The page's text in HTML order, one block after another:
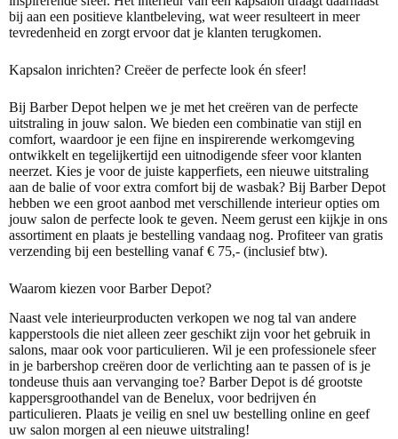
bij aan een positieve klantbeleving, wat weer resulteert in meer
tevredenheid en zorgt ervoor dat je klanten terugkomen.
Kapsalon inrichten? Creëer de perfecte look én sfeer!
Bij Barber Depot helpen we je met het creëren van de perfecte
uitstraling in jouw salon. We bieden een combinatie van stijl en
comfort, waardoor je een fijne en inspirerende werkomgeving
ontwikkelt en tegelijkertijd een uitnodigende sfeer voor klanten
neerzet. Kies je voor de juiste kapperfiets, een nieuwe uitstraling
aan de balie of voor extra comfort bij de wasbak? Bij Barber Depot
hebben we een groot aanbod met verschillende interieur opties om
jouw salon de perfecte look te geven. Neem gerust een kijkje in ons
assortimenten plaats je bestelling vandaag nog. Profiteer van gratis
verzending bij een bestelling vanaf € 75,- (inclusief btw).
Waarom kiezen voor Barber Depot?
Naast vele interieurproducten verkopen we nog tal van andere
kapperstools die niet alleen zeer geschikt zijn voor het gebruik in
salons, maar ook voor particulieren. Wil je een professionele sfeer
in je barbershop creëren door de verlichting aan te passen of is je
tondeuse thuis aan vervanging toe? Barber Depot is dé grootste
kappersgroothandel van de Benelux, voor bedrijven én
particulieren. Plaats je veilig en snel uw bestelling online en geef
uw salon morgen al een nieuwe uitstraling!